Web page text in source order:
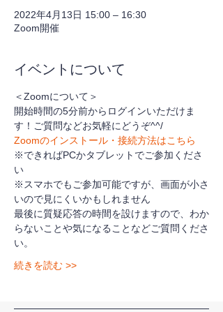
2022年4月13日 15:00 – 16:30
Zoom開催
イベントについて
＜Zoomについて＞
開始時間の5分前からログインいただけま
す！ご質問などお気軽にどうぞ^^/
Zoomのインストール・接続方法はこちら
※できればPCかタブレットでご参加くださ
い
※スマホでもご参加可能ですが、画面が小さ
いので見にくいかもしれません
最後に質疑応答の時間を設けますので、わか
らないことや気になることなどご質問くださ
い。
続きを読む >>